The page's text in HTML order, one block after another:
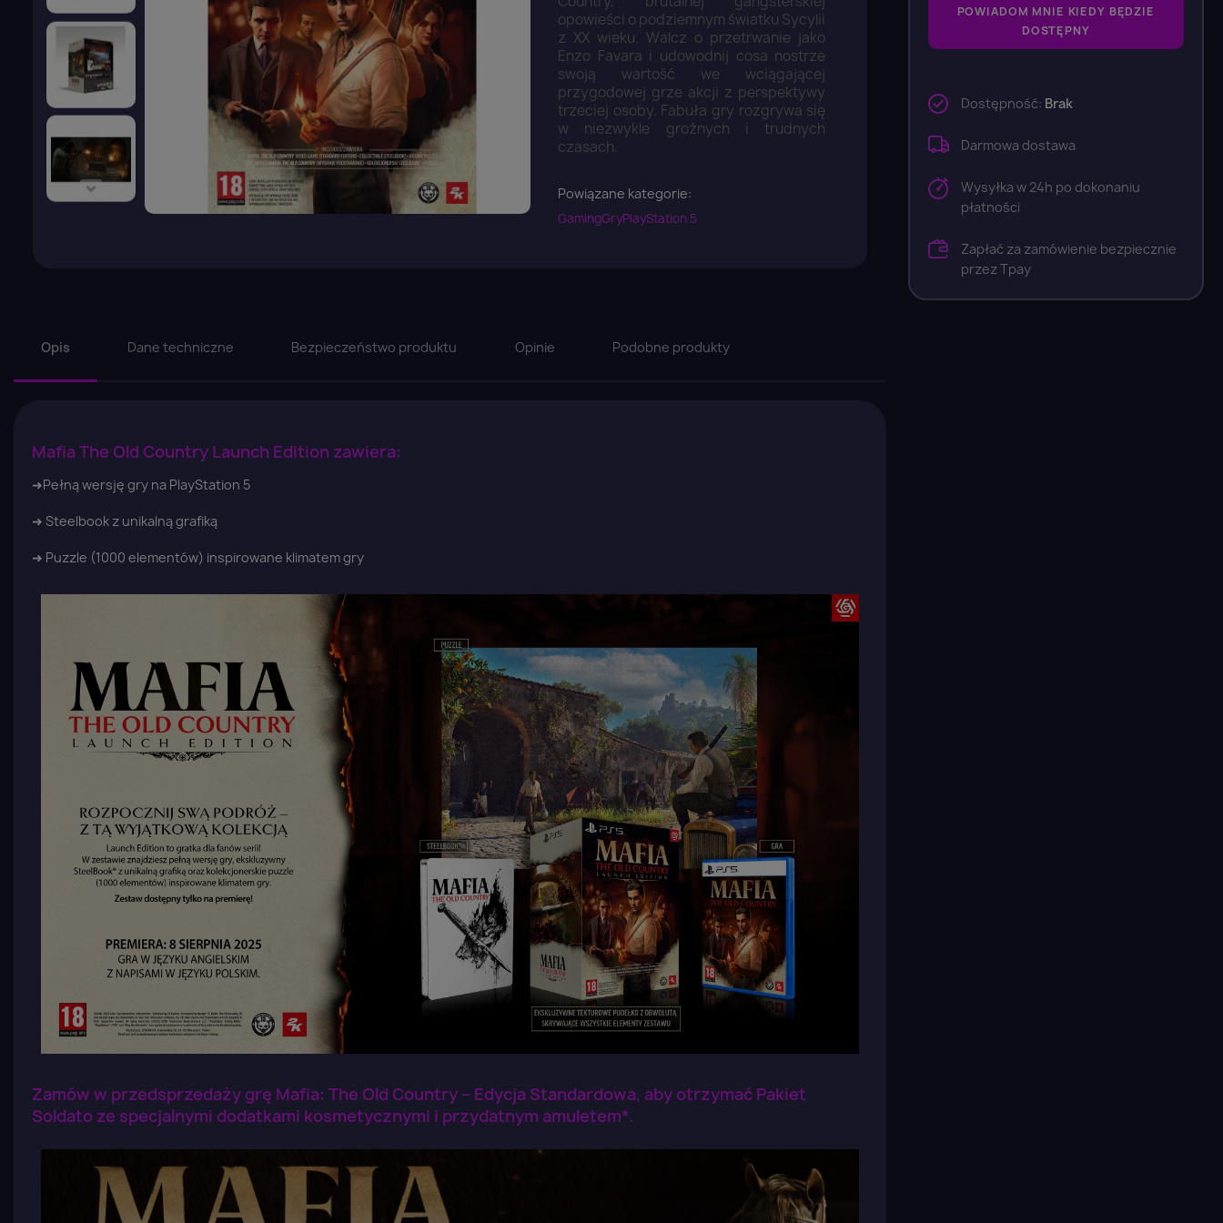
opowieści o podziemnym światku Sycylii
z XX wieku. Walcz o przetrwanie jako
Enzo Favara i udowodnij cosa nostrze
swoją wartość we wciągającej
przygodowej grze akcji z perspektywy
trzeciej osoby. Fabuła gry rozgrywa się
w niezwykle groźnych i trudnych
czasach.
Powiązane kategorie:
GamingGryPlayStation 5
Opis Dane techniczne Bezpieczeństwo produktu Opinie Podobne produkty
Mafia The Old Country Launch Edition zawiera:
➜Pełną wersję gry na PlayStation 5
➜ Steelbook z unikalną grafiką
➜ Puzzle (1000 elementów) inspirowane klimatem gry
Zamów w przedsprzedaży grę Mafia: The Old Country – Edycja Standardowa, aby otrzymać Pakiet
Soldato ze specjalnymi dodatkami kosmetycznymi i przydatnym amuletem*.
POWIADOM MNIE KIEDY BĘDZIE
DOSTĘPNY
Dostępność: Brak
Darmowa dostawa
Wysyłka w 24h po dokonaniu
płatności
Zapłać za zamówienie bezpiecznie
przez Tpay